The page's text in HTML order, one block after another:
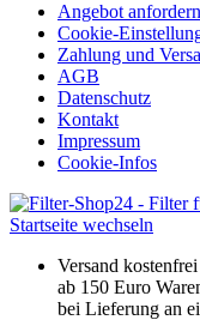
Angebot anfordern
Cookie-
Zahlung und
AGB
Datenschutz
Kontakt
Impressum
Cookie-Infos
Versand kostenfrei
ab 150 Euro
bei Lieferung an